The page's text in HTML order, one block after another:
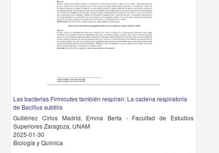
Las bacterias Firmicutes también respiran: La cadena respiratoria
de Bacillus subtilis
Gutiérrez Cirlos Madrid, Emma Berta - Facultad de Estudios
Superiores Zaragoza, UNAM
2025-01-30
Biología y Química